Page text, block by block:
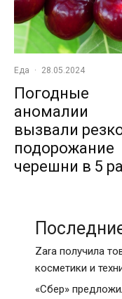
Еда · 28.05.2024
Погодные
аномалии
вызвали
подорожание
черешни в 5
Zara получила
косметики и
«Сбер»